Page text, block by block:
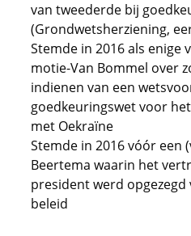
van tweederde bij
(Grondwetsherziening,
Stemde in 2016 als enige
motie-Van Bommel over
indienen van een
goedkeuringswet voor
met Oekraïne
Stemde in 2016 vóór een
Beertema waarin het
president werd opgezegd
beleid